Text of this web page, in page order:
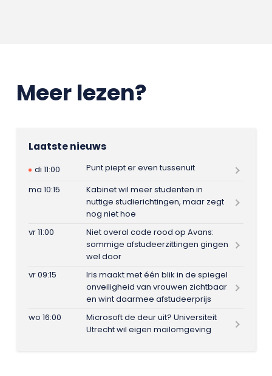
Meer lezen?
Laatste nieuws
di 11:00
Punt piept er even tussenuit
ma 10:15
Kabinet wil meer studenten in
nuttige studierichtingen, maar zegt
nog niet hoe
vr 11:00
Niet overal code rood op Avans:
sommige afstudeerzittingen gingen
wel door
vr 09:15
Iris maakt met één blik in de spiegel
onveiligheid van vrouwen zichtbaar
en wint daarmee afstudeerprijs
wo 16:00
Microsoft de deur uit? Universiteit
Utrecht wil eigen mailomgeving